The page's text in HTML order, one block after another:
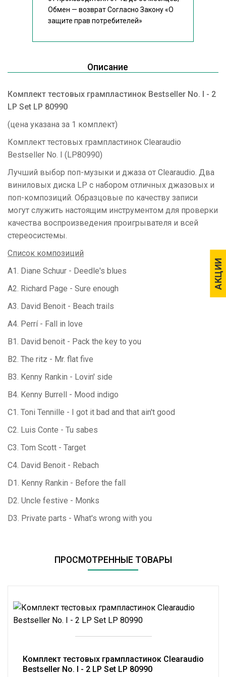
АКЦИИ
АКЦИИ
Обмен — возврат Согласно Закону«О
защите прав потребителей»
Описание
Комплект тестовых грампластинок Bestseller No. I - 2
LP Set LP 80990
(цена указана за 1 комплект)
Комплект тестовых грампластинок Clearaudio
Bestseller No. I (LP80990)
Лучший выбор поп-музыки и джаза от Clearaudio. Два
виниловых диска LP с набором отличных джазовых и
поп-композиций. Образцовые по качеству записи
могут служить настоящим инструментом для проверки
качества воспроизведения проигрывателя и всей
стереосистемы.
Список композиций
A1. Diane Schuur - Deedle's blues
A2. Richard Page - Sure enough
A3. David Benoit - Beach trails
A4. Perrí - Fall in love
B1. David benoit - Pack the key to you
B2. The ritz - Mr. flat five
B3. Kenny Rankin - Lovin' side
B4. Kenny Burrell - Mood indigo
C1. Toni Tennille - I got it bad and that ain't good
C2. Luis Conte - Tu sabes
C3. Tom Scott - Target
C4. David Benoit - Rebach
D1. Kenny Rankin - Before the fall
D2. Uncle festive - Monks
D3. Private parts - What's wrong with you
ПРОСМОТРЕННЫЕ ТОВАРЫ
Комплект тестовых грампластинок Clearaudio
Bestseller No. I - 2 LP Set LP 80990